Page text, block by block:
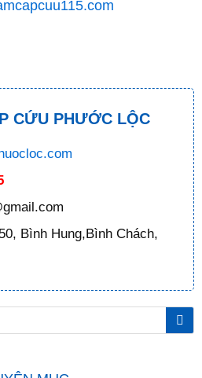
CỨU PHƯỚC LỘC
Bình Hung,Bình Chách,